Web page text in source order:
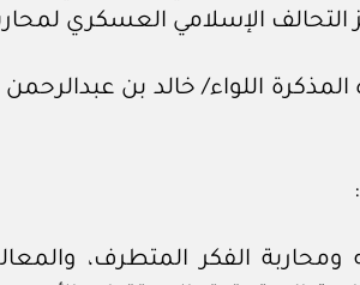
التحالف الإسلامي العسكري
اللواء/ خالد بن عبدالرحمن
الفكر المتطرف،